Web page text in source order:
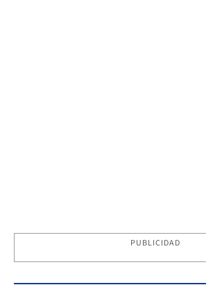
PUBLICIDAD